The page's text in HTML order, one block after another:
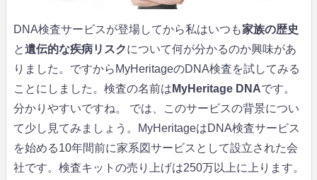
DNA検査サービスが登場してから私はいつも家族の歴史
と遺伝的な疾病リスクについて何が分かるのか興味があ
りました。ですからMyHeritageのDNA検査を試してみる
ことにしました。検査の名前は MyHeritage DNAです。
分かりやすいですね。 では、このサービスの背景につい
て少し見てみましょう。MyHeritageはDNA検査サービス
を始める10年間前に家系図サービスとして設立された会
社です。検査キットの売り上げは250万以上に上ります。